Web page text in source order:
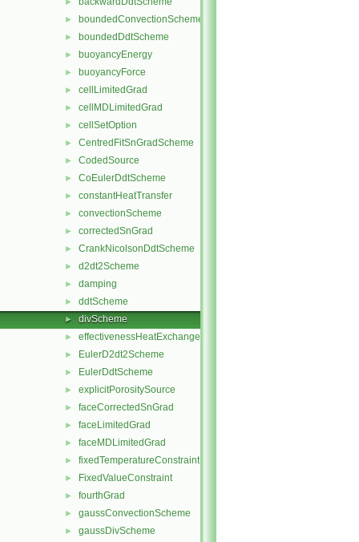
► boundedConvectionScheme
► boundedDdtScheme
► buoyancyEnergy
► buoyancyForce
► cellLimitedGrad
► cellMDLimitedGrad
► cellSetOption
► CentredFitSnGradScheme
► CodedSource
► CoEulerDdtScheme
► constantHeatTransfer
► convectionScheme
► correctedSnGrad
► CrankNicolsonDdtScheme
► d2dt2Scheme
► damping
► ddtScheme
► divScheme
► effectivenessHeatExchangerSource
► EulerD2dt2Scheme
► EulerDdtScheme
► explicitPorositySource
► faceCorrectedSnGrad
► faceLimitedGrad
► faceMDLimitedGrad
► fixedTemperatureConstraint
► FixedValueConstraint
► fourthGrad
► gaussConvectionScheme
► gaussDivScheme